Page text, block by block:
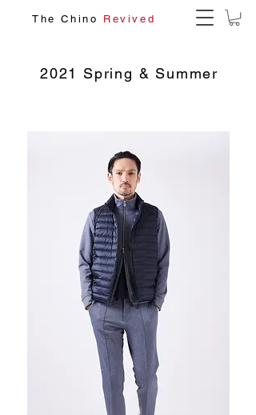
The Chino Revived
2021 Spring & Summer